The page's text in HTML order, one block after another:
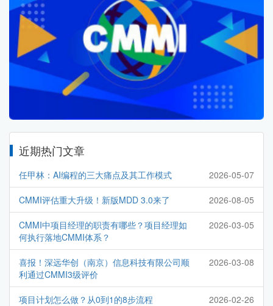
近期热门文章
任甲林：AI编程的三大痛点及其工作模式 2026-05-07
CMMI评估重大升级！新版MDD 3.0来了 2026-08-05
CMMI中项目经理的职责有哪些？项目经理如
何执行落地CMMI体系？
2026-03-05
喜报！深远华创（南京）信息科技有限公司顺
利通过CMMI3级评价
2026-03-08
项目计划怎么做？从0到1的8步流程 2026-02-26